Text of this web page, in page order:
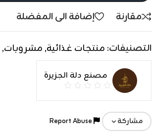
مقارنة إضافة الى المفضلة
التصنيفات: منتجات غذائية, مشروبات,
مصنع دلة الجزيرة
مشاركة